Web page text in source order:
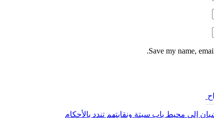
Save my name,
إلى محيط باب سبتة ونقابتهم تندد بالأحكام